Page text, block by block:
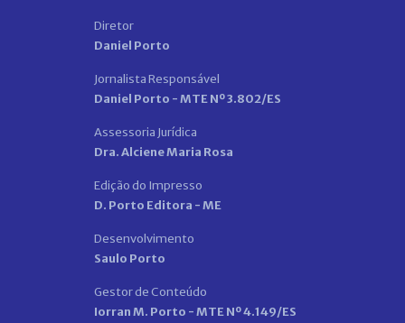
Diretor
Daniel Porto
Jornalista Responsável
Daniel Porto - MTE Nº 3.802/ES
Assessoria Jurídica
Dra. Alciene Maria Rosa
Edição do Impresso
D. Porto Editora - ME
Desenvolvimento
Saulo Porto
Gestor de Conteúdo
Iorran M. Porto - MTE Nº 4.149/ES